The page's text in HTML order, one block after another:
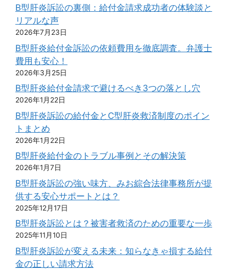
B型肝炎訴訟の裏側：給付金請求成功者の体験談と
リアルな声
2026年7月23日
B型肝炎給付金訴訟の依頼費用を徹底調査。弁護士
費用も安心！
2026年3月25日
B型肝炎給付金請求で避けるべき3つの落とし穴
2026年1月22日
B型肝炎訴訟の給付金とC型肝炎救済制度のポイン
トまとめ
2026年1月22日
B型肝炎給付金のトラブル事例とその解決策
2026年1月7日
B型肝炎訴訟の強い味方、みお綜合法律事務所が提
供する安心サポートとは？
2025年12月17日
B型肝炎訴訟とは？被害者救済のための重要な一歩
2025年11月10日
B型肝炎訴訟が変える未来：知らなきゃ損する給付
金の正しい請求方法